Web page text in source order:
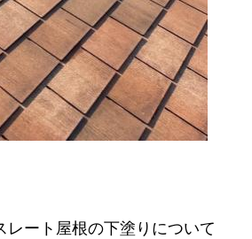
ート屋根の下塗りについて